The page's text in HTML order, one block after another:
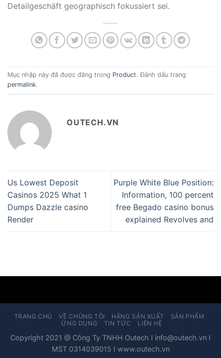
Detailgeschäft geographisch fokussiert sei.
Mục nhập này đã được đăng trong Product. Đánh dấu trang
permalink.
OUTECH.VN
Us Lowest Deposit
Casinos 2025 What 1
Dumps Dazzle casino
Render
Purple White Blue Position:
Information, 100 percent
free Begado casino bonus
explained Revolves and
TRANG CHỦ VỀ CHÚNG TÔI HÃNG SẢN XUẤT
SẢN PHẨM
ỨNG DỤNG
TIN TỨC LIÊN HỆ
Copyright 2021 @ Công Ty TNHH Outech I info@outech.vn I
MST 0314039015 I www.outech.vn